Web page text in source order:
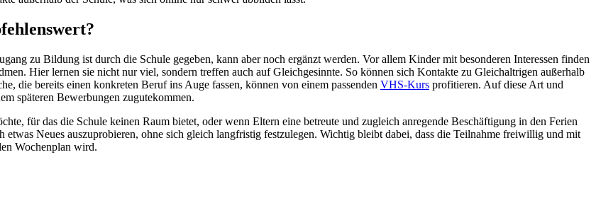
zu Bildung ist durch die Schule gegeben, kann aber noch ergänzt werden. Vor allem Kinder mit besonderen Interessen finden
Hier lernen sie nicht nur viel, sondern treffen auch auf Gleichgesinnte. So können sich Kontakte zu Gleichaltrigen außerhalb
die bereits einen konkreten Beruf ins Auge fassen, können von einem passenden VHS-Kurs profitieren. Auf diese Art und
späteren Bewerbungen zugutekommen.
für das die Schule keinen Raum bietet, oder wenn Eltern eine betreute und zugleich anregende Beschäftigung in den Ferien
Neues auszuprobieren, ohne sich gleich langfristig festzulegen. Wichtig bleibt dabei, dass die Teilnahme freiwillig und mit
Wochenplan wird.